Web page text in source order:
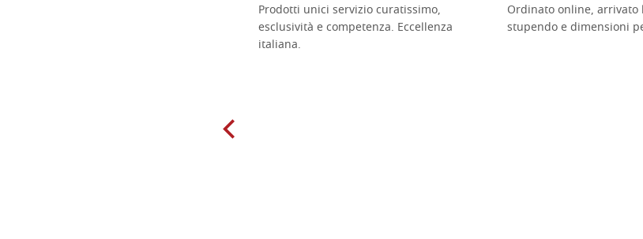
Prodotti unici servizio curatissimo,
esclusività e competenza. Eccellenza
italiana.
Ordinato online, arrivato
stupendo e dimensioni